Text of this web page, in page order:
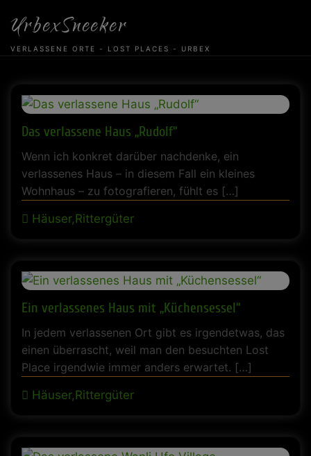
content
UrbexSneeker
VERLASSENE ORTE - LOST PLACES - URBEX
Das verlassene Haus „Rudolf“
Wenn ich konkret darüber nachdenke, ein
verlassenes Haus – in diesem Fall ein kleines
Wohnhaus – zu fotografieren, fühlt es […]
Häuser,Rittergüter
Ein verlassenes Haus mit „Küchensessel“
In jedem verlassenen Ort gibt es irgendetwas, das
einen überrascht, weil man den besuchten Lost
Place irgendwie immer anders erwartet. […]
Häuser,Rittergüter